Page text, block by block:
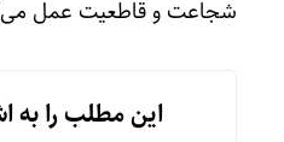
شجاعت و قاطعیت عمل
این مطلب را به